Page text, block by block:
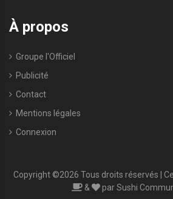
À propos
Groupe l'Officiel
Publicité
Contact
Mentions légales
Connexion
Copyright ©2026 Tous droits réservés |
&
parSushi